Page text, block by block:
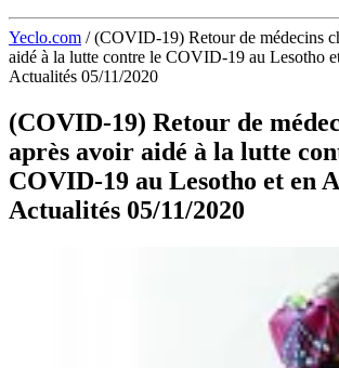
Yeclo.com / (COVID-19) Retour de médecins
aidé à la lutte contre le COVID-19 au Lesotho
Actualités 05/11/2020
(COVID-19) Retour de
après avoir aidé à la lutte
COVID-19 au Lesotho et en
Actualités 05/11/2020